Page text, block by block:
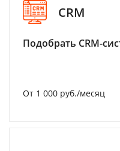
CRM
Подобрать CRM-
От 1 000 руб./месяц